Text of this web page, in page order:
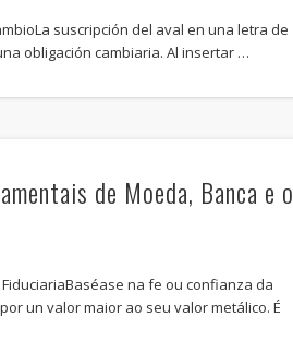
suscripción del aval en una letra de
obligación cambiaria. Al insertar …
de Moeda, Banca e o
na fe ou confianza da
un valor maior ao seu valor metálico. É